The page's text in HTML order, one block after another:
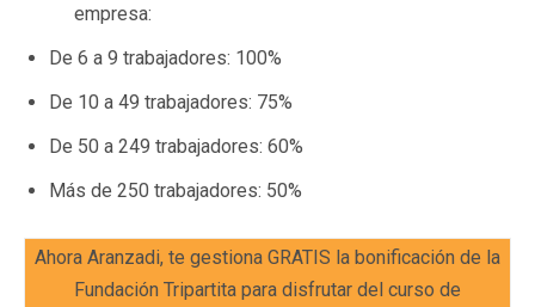
empresa:
De 6 a 9 trabajadores: 100%
De 10 a 49 trabajadores: 75%
De 50 a 249 trabajadores: 60%
Más de 250 trabajadores: 50%
Ahora Aranzadi, te gestiona GRATIS la bonificación de la
Fundación Tripartita para disfrutar del curso de